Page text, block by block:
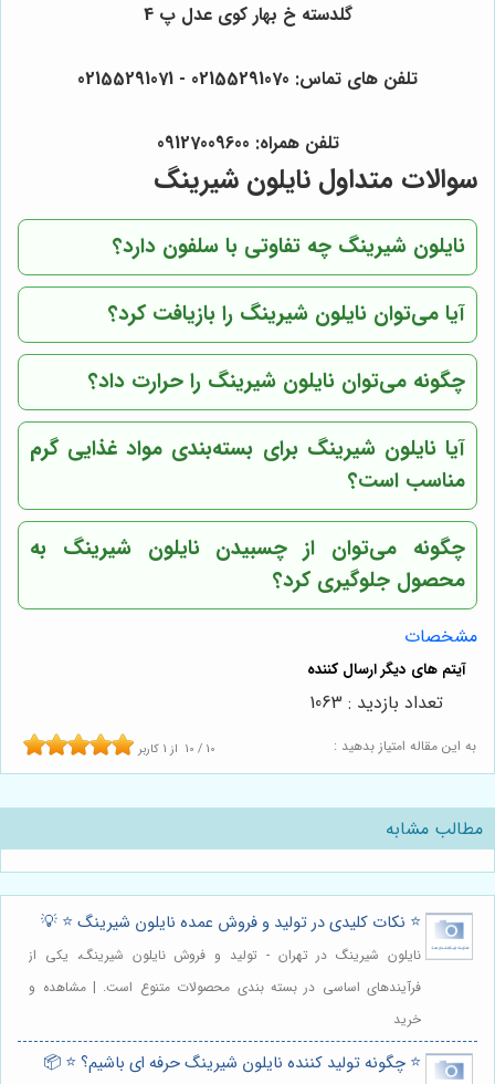
گلدسته خ بهار کوی عدل پ 4
تلفن های تماس: 02155291070 - 02155291071
تلفن همراه: 09127009600
سوالات متداول نایلون شیرینگ
نایلون شیرینگ چه تفاوتی با سلفون دارد؟
آیا می‌توان نایلون شیرینگ را بازیافت کرد؟
چگونه می‌توان نایلون شیرینگ را حرارت داد؟
آیا نایلون شیرینگ برای بسته‌بندی مواد غذایی گرم
مناسب است؟
چگونه می‌توان از چسبیدن نایلون شیرینگ به
محصول جلوگیری کرد؟
مشخصات
به این مقاله امتیاز بدهید : 10 / 10 از 1 کاربر
تعداد بازدید : 1063
مطالب مشابه
⭐️ نکات کلیدی در تولید و فروش عمده نایلون شیرینگ ⭐️ 💡
نایلون شیرینگ در تهران - تولید و فروش نایلون شیرینگ، یکی از
فرآیندهای اساسی در بسته بندی محصولات متنوع است. | مشاهده و
خرید
⭐️ چگونه تولید کننده نایلون شیرینگ حرفه ای باشیم؟ ⭐️ 📦